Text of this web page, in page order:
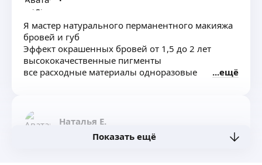
Я мастер натурального перманентного макияжа
бровей и губ
Эффект окрашенных бровей от 1,5 до 2 лет
высококачественные пигменты
все расходные материалы одноразовые
ещё
Наталья Е.
Показать ещё